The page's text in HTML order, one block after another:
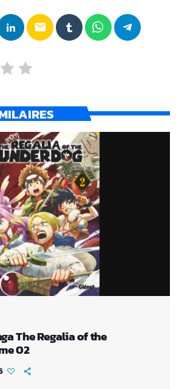
email
The Regalia of the
02